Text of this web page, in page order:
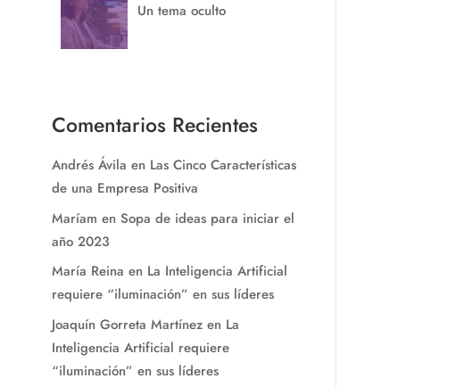
Un tema oculto
Comentarios Recientes
Andrés Ávila en Las Cinco Características
de una Empresa Positiva
Maríam en Sopa de ideas para iniciar el
año 2023
María Reina en La Inteligencia Artificial
requiere “iluminación” en sus líderes
Joaquín Gorreta Martínezen La
Inteligencia Artificial requiere
“iluminación” en sus líderes